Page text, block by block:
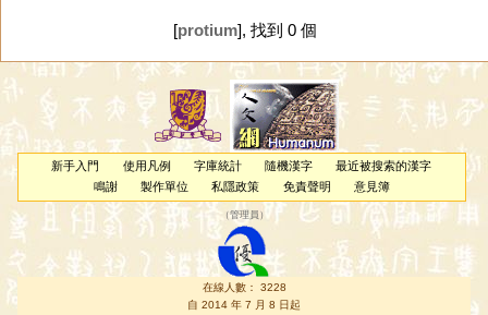
[protium], 找到 0 個
新手入門 使用凡例 字庫統計 隨機漢字
最近被搜索的漢字
鳴謝
製作單位 私隱政策 免責聲明 意見簿
（管理員 ）
在線人數： 3228
自 2014 年 7 月 8 日起